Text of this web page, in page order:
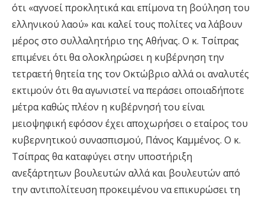
ότι «αγνοεί προκλητικά και επίμονα τη βούληση του
ελληνικού λαού» και καλεί τους πολίτες να λάβουν
μέρος στο συλλαλητήριο της Αθήνας. Ο κ. Τσίπρας
επιμένει ότι θα ολοκληρώσει η κυβέρνηση την
τετραετή θητεία της τον Οκτώβριο αλλά οι αναλυτές
εκτιμούν ότι θα αγωνιστεί να περάσει οποιαδήποτε
μέτρα καθώς πλέον η κυβέρνησή του είναι
μειοψηφική εφόσον έχει αποχωρήσει ο εταίρος του
κυβερνητικού συνασπισμού, Πάνος Καμμένος. Ο κ.
Τσίπρας θα καταφύγει στην υποστήριξη
ανεξάρτητων βουλευτών αλλά και βουλευτών από
την αντιπολίτευση προκειμένου να επικυρώσει τη